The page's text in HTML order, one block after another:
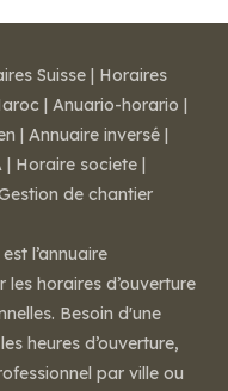
Suisse | Horaires
| Anuario-horario |
| Annuaire inversé |
| Horaire societe |
de chantier
l’annuaire
horaires d’ouverture
Besoin d'une
heures d’ouverture,
par ville ou